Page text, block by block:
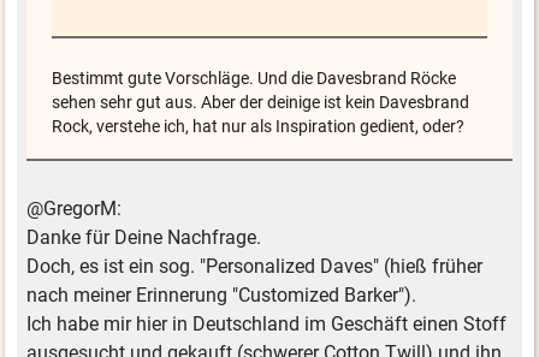
Bestimmt gute Vorschläge. Und die Davesbrand Röcke
sehen sehr gut aus. Aber der deinige ist kein Davesbrand
Rock, verstehe ich, hat nur als Inspiration gedient, oder?
@GregorM:
Danke für Deine Nachfrage.
Doch, es ist ein sog. "Personalized Daves" (hieß früher
nach meiner Erinnerung "Customized Barker").
Ich habe mir hier in Deutschland im Geschäft einen Stoff